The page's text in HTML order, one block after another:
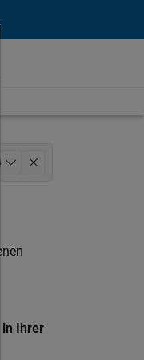
4
in Ihrer